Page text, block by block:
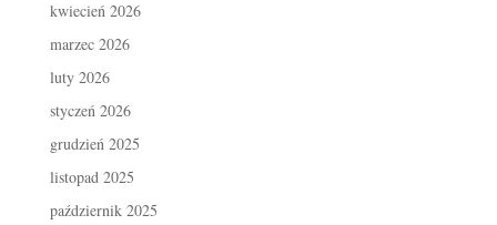
kwiecień 2026
marzec 2026
luty 2026
styczeń 2026
grudzień 2025
listopad 2025
październik 2025